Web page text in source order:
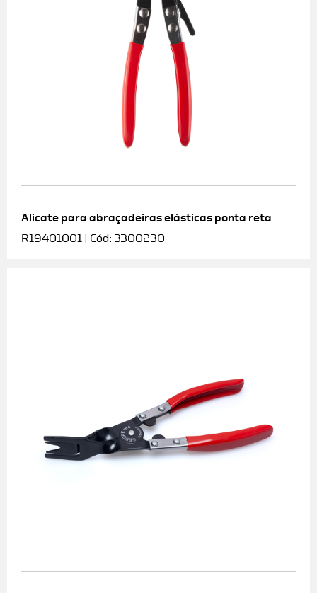
Alicate para abraçadeiras elásticas ponta reta
R19401001 | Cód: 3300230